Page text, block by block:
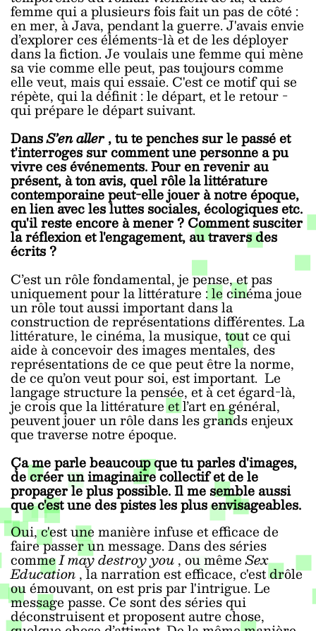
femme qui a plusieurs fois fait un pas de côté :
en mer, à Java, pendant la guerre. J'avais envie
d’explorer ces éléments-là et de les déployer
dans la fiction. Je voulais une femme qui mène
sa vie comme elle peut, pas toujours comme
elle veut, mais qui essaie. C'est ce motif qui se
répète, qui la définit : le départ, et le retour -
qui prépare le départ suivant.
DansS’en aller, tu te penches sur le passé et
t'interroges sur comment une personne a pu
vivre ces événements. Pour en revenir au
présent, à ton avis, quel rôle la littérature
contemporaine peut-elle jouer à notre époque,
en lien avec les luttes sociales, écologiques etc.
qu'il reste encore à mener ? Comment susciter
la réflexion et l'engagement, au travers des
écrits ?
C’est un rôle fondamental, je pense, et pas
uniquement pour la littérature : le cinéma joue
un rôle tout aussi important dans la
construction de représentations différentes. La
littérature, le cinéma, la musique, tout ce qui
aide à concevoir des images mentales, des
représentations de ce que peut être la norme,
de ce qu’on veut pour soi, est important. Le
langage structure la pensée, et à cet égard-là,
je crois que la littérature et l’art en général,
peuvent jouer un rôle dans les grands enjeux
que traverse notre époque.
Ça me parle beaucoup que tu parles d'images,
de créer un imaginaire collectif et de le
propager le plus possible. Il me semble aussi
que c'est une des pistes les plus envisageables.
Oui, c'est une manière infuse et efficace de
faire passer un message. Dans des séries
commeI may destroy you, ou mêmeSex
Education, la narration est efficace, c'est drôle
ou émouvant, on est pris par l'intrigue. Le
message passe. Ce sont des séries qui
déconstruisent et proposent autre chose,